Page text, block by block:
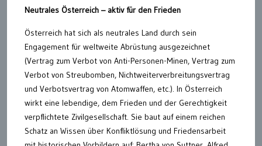
Neutrales Österreich – aktiv für den Frieden
Österreich hat sich als neutrales Land durch sein
Engagement für weltweite Abrüstung ausgezeichnet
(Vertrag zum Verbot von Anti-Personen-Minen, Vertrag zum
Verbot von Streubomben, Nichtweiterverbreitungsvertrag
und Verbotsvertrag von Atomwaffen, etc.). In Österreich
wirkt eine lebendige, dem Frieden und der Gerechtigkeit
verpflichtete Zivilgesellschaft. Sie baut auf einem reichen
Schatz an Wissen über Konfliktlösung und Friedensarbeit